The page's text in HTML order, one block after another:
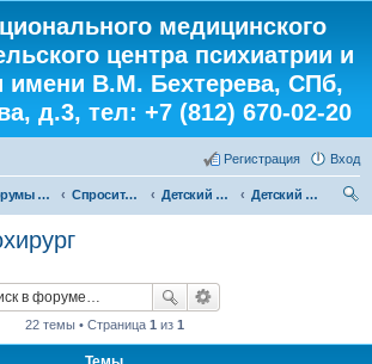
медицинского
центра психиатрии и
имени В.М. Бехтерева, СПб,
д.3, тел: +7 (812) 670-02-20
Вход
Регистрация
Форумы института Спросите у доктора Детский кабинет
Детский нейрохирург
22 темы • Страница 1 из 1